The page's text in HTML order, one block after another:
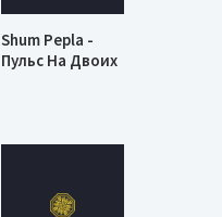
Shum Pepla -
Пульс На Двоих